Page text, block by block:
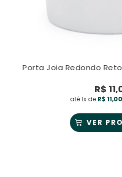
Porta Joia Redondo
R$
até 1x de R$ 11,00
VER